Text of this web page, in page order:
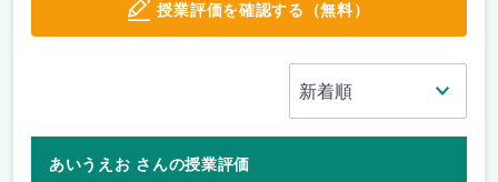
授業評価を確認する（無料）
あいうえお さんの授業評価